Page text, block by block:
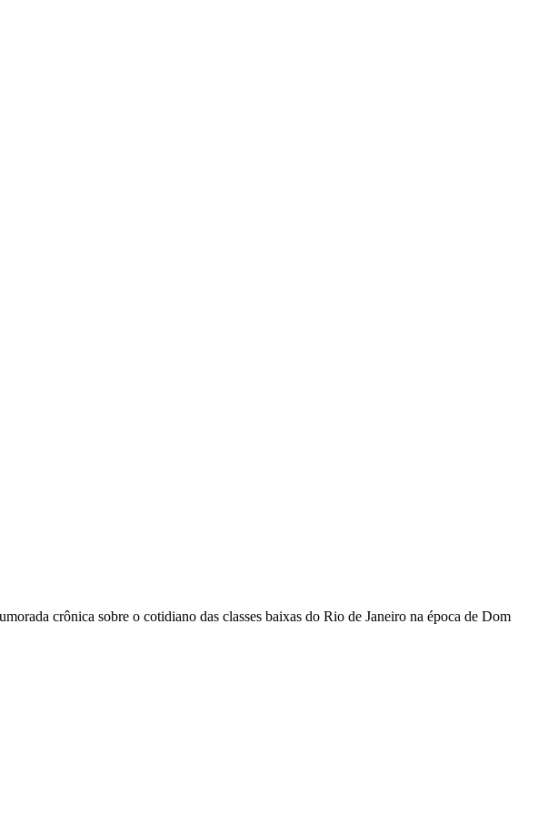
crônica sobre o cotidiano das classes baixas do Rio de Janeiro na época de Dom